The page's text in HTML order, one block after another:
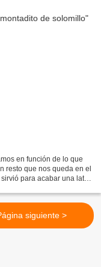
en función de lo que
resto que nos queda en el
para acabar una lata
siguiente >